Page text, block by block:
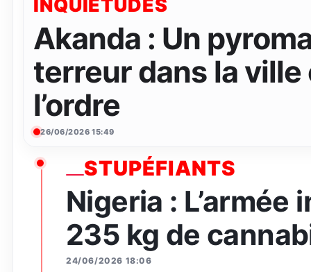
INQUIÉTUDES
Akanda : Un
terreur dans la
l’ordre
26/06/2026 15:49
STUPÉFIANTS
Nigeria :
235 kg de
24/06/2026 18:06